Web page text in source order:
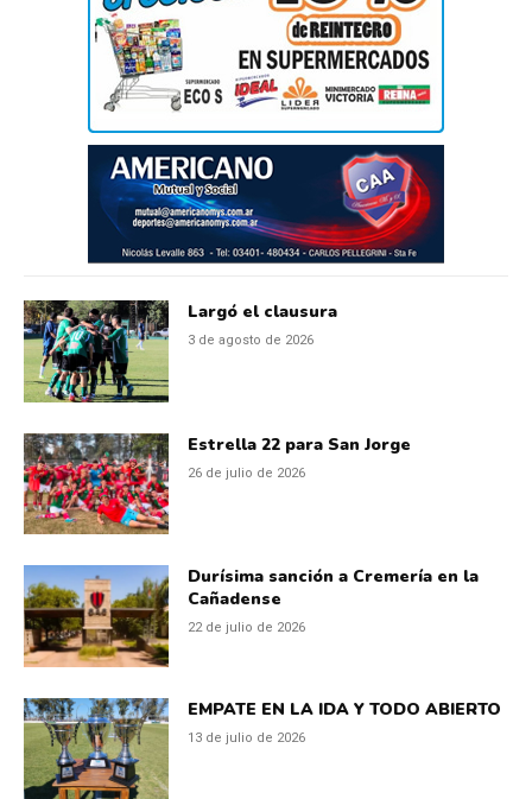
Largó el clausura
3 de agosto de 2026
Estrella 22 para San Jorge
26 de julio de 2026
Durísima sanción a Cremería en la
Cañadense
22 de julio de 2026
EMPATE EN LA IDA Y TODO ABIERTO
13 de julio de 2026